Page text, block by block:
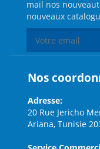
mail nos
nouveaux
Nos
Adresse:
20 Rue Jericho
Ariana, Tunisie